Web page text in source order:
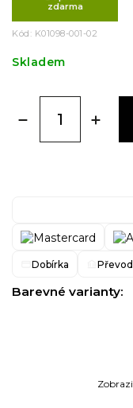
zdarma
Kód: K01098-001-02
Skladem
Dobírka
Barevné varianty: